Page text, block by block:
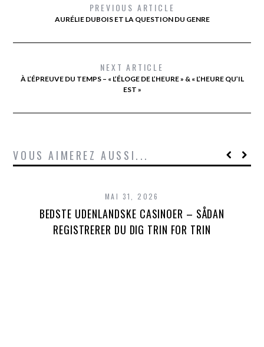
PREVIOUS ARTICLE
AURÉLIE DUBOIS ET LA QUESTION DU GENRE
NEXT ARTICLE
À L’ÉPREUVE DU TEMPS – « L’ÉLOGE DE L’HEURE » & « L’HEURE QU’IL
EST »
VOUS AIMEREZ AUSSI...
MAI 31, 2026
BEDSTE UDENLANDSKE CASINOER – SÅDAN
REGISTRERER DU DIG TRIN FOR TRIN